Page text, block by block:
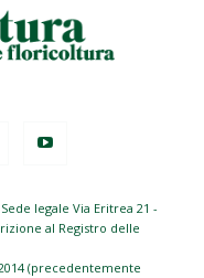
legale Via Eritrea 21 -
al Registro delle
(precedentemente